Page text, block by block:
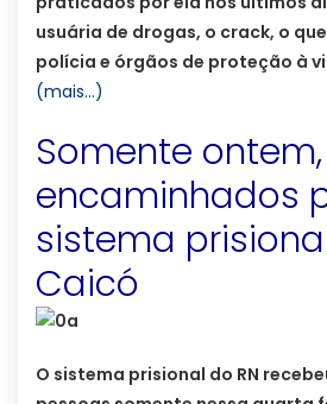
usuária de drogas, o crack, o
polícia e órgãos de proteção à
(mais…)
Somente
encaminhados
sistema
Caicó
O sistema prisional do RN